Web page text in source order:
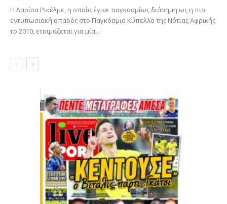
Η Λαρίσα Ρικέλμε, η οποία έγινε παγκοσμίως διάσημη ως η πιο
εντυπωσιακή οπαδός στο Παγκόσμιο Κύπελλο της Νότιας Αφρικής
το 2010, ετοιμάζεται για μία...